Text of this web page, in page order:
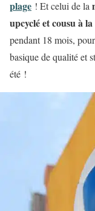
plage ! Et celui de la
upcyclé et cousu à
pendant 18 mois,
basique de qualité et
été !